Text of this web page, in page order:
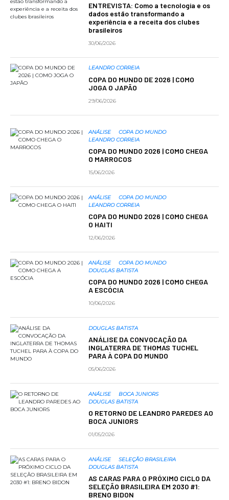
ENTREVISTA: Como a tecnologia e os
dados estão transformando a
experiência e a receita dos clubes
brasileiros
30/06/2026
LEANDRO CORREIA
COPA DO MUNDO DE 2026 | COMO
JOGA O JAPÃO
29/06/2026
ANÁLISE
COPA DO MUNDO
LEANDRO CORREIA
COPA DO MUNDO 2026 | COMO CHEGA
O MARROCOS
15/06/2026
ANÁLISE
COPA DO MUNDO
LEANDRO CORREIA
COPA DO MUNDO 2026 | COMO CHEGA
O HAITI
12/06/2026
ANÁLISE
COPA DO MUNDO
DOUGLAS BATISTA
COPA DO MUNDO 2026 | COMO CHEGA
A ESCÓCIA
10/06/2026
DOUGLAS BATISTA
ANÁLISE DA CONVOCAÇÃO DA
INGLATERRA DE THOMAS TUCHEL
PARA À COPA DO MUNDO
05/06/2026
ANÁLISE
BOCA JUNIORS
DOUGLAS BATISTA
O RETORNO DE LEANDRO PAREDES AO
BOCA JUNIORS
01/05/2026
ANÁLISE
SELEÇÃO BRASILEIRA
DOUGLAS BATISTA
AS CARAS PARA O PRÓXIMO CICLO DA
SELEÇÃO BRASILEIRA EM 2030 #1:
BRENO BIDON